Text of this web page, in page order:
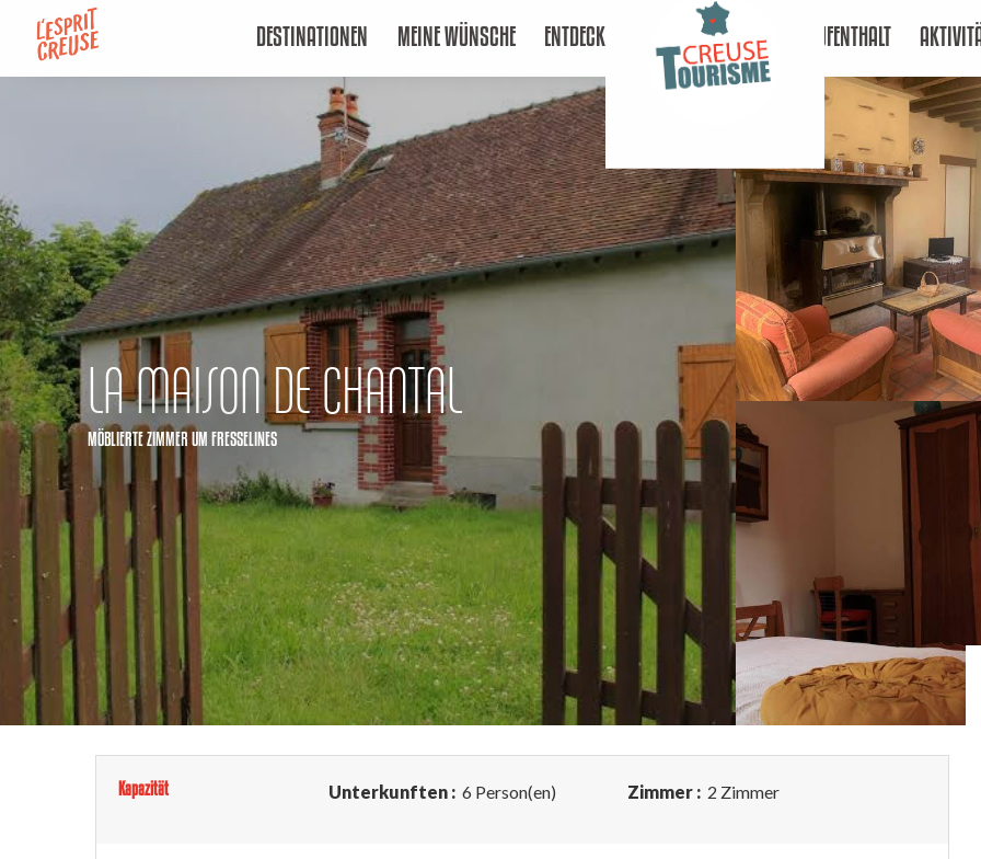
contenu
DESTINATIONEN MEINE WÜNSCHE ENTDECKEN AUFENTHALT
LA MAISON DE CHANTAL
MÖBLIERTE ZIMMER UM FRESSELINES
Kapazität Unterkunften : 6 Person(en) Zimmer : 2 Zimmer